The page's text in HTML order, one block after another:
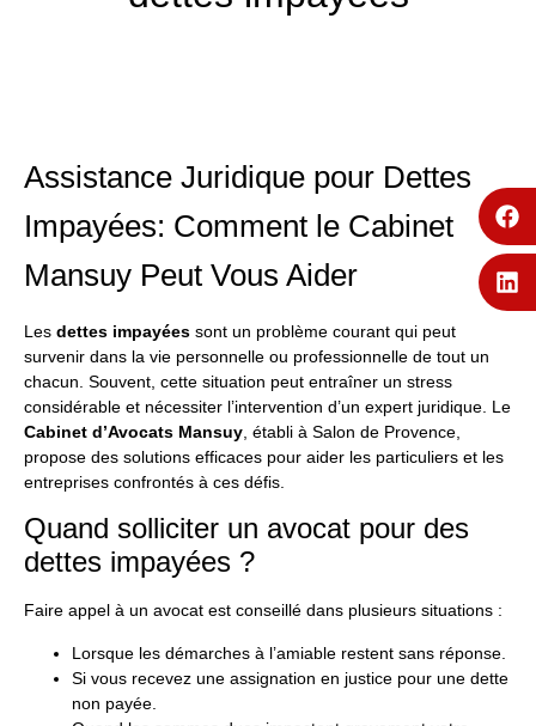
Assistance Juridique pour Dettes
Impayées: Comment le Cabinet
Mansuy Peut Vous Aider
Les dettes impayées sont un problème courant qui peut
survenir dans la vie personnelle ou professionnelle de tout un
chacun. Souvent, cette situation peut entraîner un stress
considérable et nécessiter l’intervention d’un expert juridique. Le
Cabinet d’Avocats Mansuy , établi à Salon de Provence,
propose des solutions efficaces pour aider les particuliers et les
entreprises confrontés à ces défis.
Quand solliciter un avocat pour des
dettes impayées ?
Faire appel à un avocat est conseillé dans plusieurs situations :
Lorsque les démarches à l’amiable restent sans réponse.
Si vous recevez une assignation en justice pour une dette
non payée.